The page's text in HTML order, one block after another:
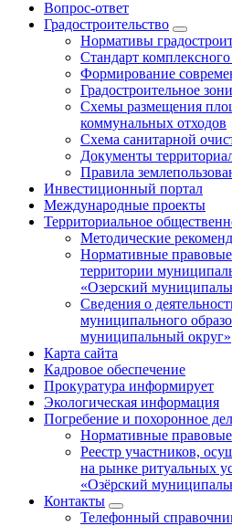
Вопрос-ответ
Градостроительство
Нормативы
Стандарт
Формирование
Градостроительное
Схемы размещения
коммунальных отходов
Схема санитарной
Документы
Правила
Инвестиционный портал
Международные проекты
Территориальное
Методические
Нормативные
территории
«Озерский
Сведения о
муниципального
муниципальный округ»
Карта сайта
Кадровое обеспечение
Прокуратура информирует
Экологическая информация
Погребение и похоронное
Нормативные
Реестр участников,
на рынке ритуальных
«Озёрский
Контакты
Телефонный